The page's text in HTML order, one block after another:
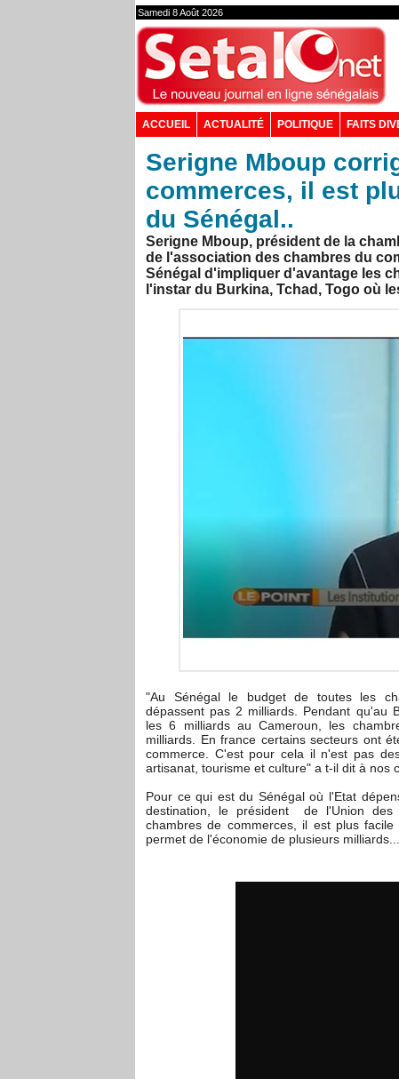
Samedi 8 Août 2026
ACCUEIL ACTUALITÉ POLITIQUE FAITS
Serigne Mboup
commerces, il est
du Sénégal..
Serigne Mboup, président de la
de l'association des chambres du
Sénégal d'impliquer d'avantage les
l'instar du Burkina, Tchad, Togo où
"Au Sénégal le budget de toutes les
dépassent pas 2 milliards. Pendant qu'au
les 6 milliards au Cameroun, les
milliards. En france certains secteurs ont
commerce. C'est pour cela il n'est pas
artisanat, tourisme et culture" a t-il dit à nos
Pour ce qui est du Sénégal où l'Etat
destination, le président de l'Union
chambres de commerces, il est plus
permet de l'économie de plusieurs